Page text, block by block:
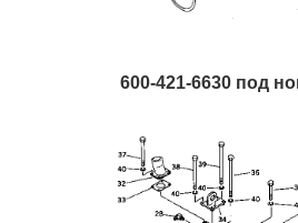
600-421-6630 под